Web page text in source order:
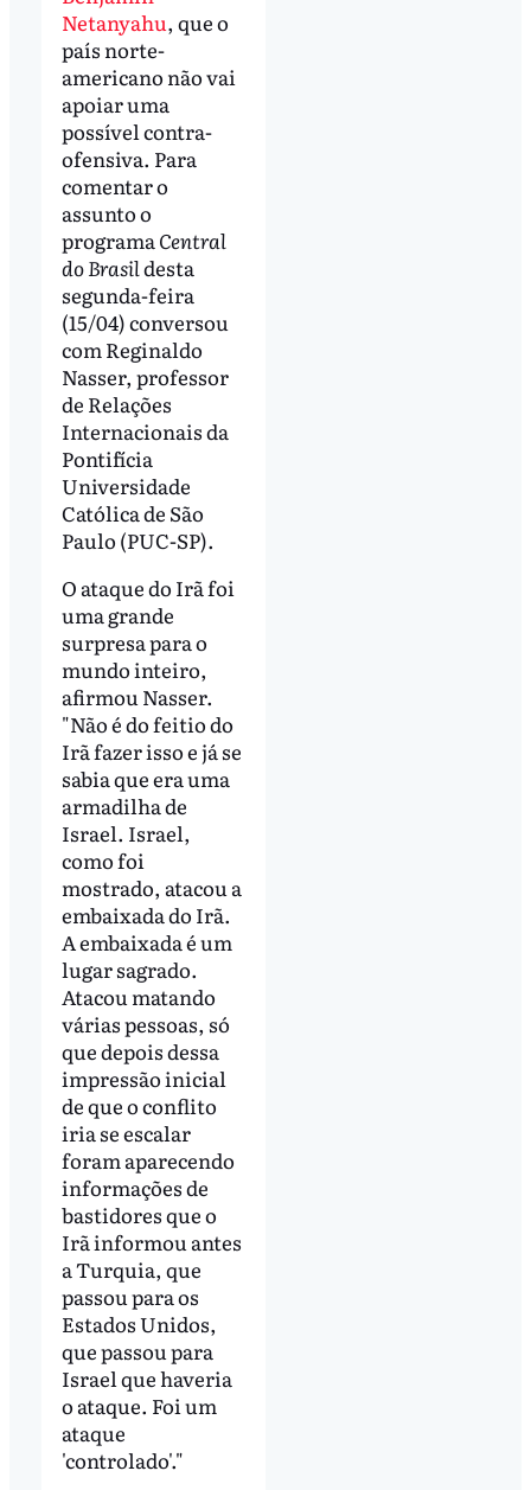
Netanyahu, que o
país norte-
americano não vai
apoiar uma
possível contra-
ofensiva. Para
comentar o
assunto o
programaCentral
do Brasildesta
segunda-feira
(15/04) conversou
com Reginaldo
Nasser, professor
de Relações
Internacionais da
Pontifícia
Universidade
Católica de São
Paulo (PUC-SP).
O ataque do Irã foi
uma grande
surpresa para o
mundo inteiro,
afirmou Nasser.
"Não é do feitio do
Irã fazer isso e já se
sabia que era uma
armadilha de
Israel. Israel,
como foi
mostrado, atacou a
embaixada do Irã.
A embaixada é um
lugar sagrado.
Atacou matando
várias pessoas, só
que depois dessa
impressão inicial
de que o conflito
iria se escalar
foram aparecendo
informações de
bastidores que o
Irã informou antes
a Turquia, que
passou para os
Estados Unidos,
que passou para
Israel que haveria
o ataque. Foi um
ataque
'controlado'."